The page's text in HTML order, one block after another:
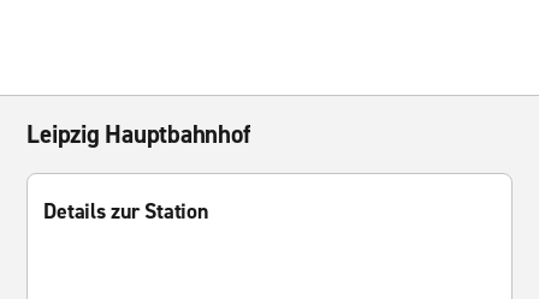
Leipzig Hauptbahnhof
Details zur Station